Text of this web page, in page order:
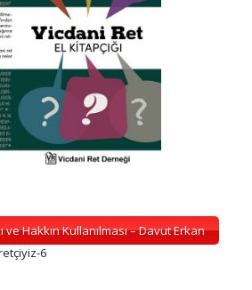
Hakkın Kullanılması – Davut Erkan